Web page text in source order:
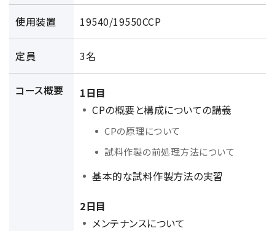
NMR周辺機器
NMRソフトウェア
電子スピン共鳴装置 (ESR)
ESR周辺機器
定量NMR (qNMR)
マルチイオン化-未知物質解析システム JMS-T2000GC
MultiAnalyzer
災害時の対応マニュアル
サービス＆サポートエリア
アップグレード
環境
アプリケーションノート
海外関係会社
沿革
コーポレートシンボル
統合報告書
健康経営
公的研究費の運営・管理責任体制
新卒採用
インターンシップ
派遣登録
使用装置 19540/19550CCP
定員 3名
コース概要
1日目
CPの概要と構成についての講義
CPの原理について
試料作製の前処理方法について
基本的な試料作製方法の実習
2日目
メンテナンスについて